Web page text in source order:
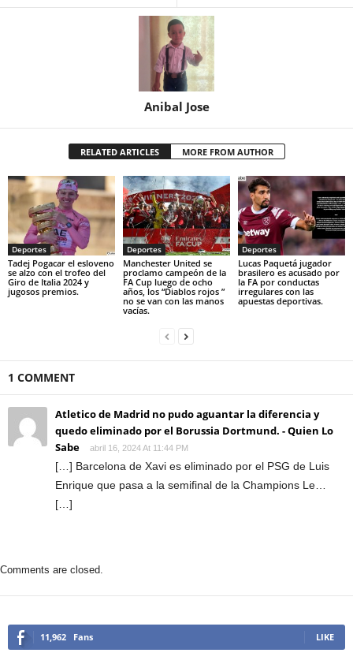
Anibal Jose
RELATED ARTICLES MORE FROM AUTHOR
Deportes
Tadej Pogacar el esloveno
se alzo con el trofeo del
Giro de Italia 2024 y
jugosos premios.
Deportes
Manchester United se
proclamo campeón de la
FA Cup luego de ocho
años, los “Diablos rojos ”
no se van con las manos
vacías.
Deportes
Lucas Paquetá jugador
brasilero es acusado por
la FA por conductas
irregulares con las
apuestas deportivas.
1 COMMENT
Atletico de Madrid no pudo aguantar la diferencia y
quedo eliminado por el Borussia Dortmund. - Quien Lo
Sabe
abril 16, 2024 At 11:44 PM
[…] Barcelona de Xavi es eliminado por el PSG de Luis
Enrique que pasa a la semifinal de la Champions Le…
[…]
Comments are closed.
11,962 Fans LIKE